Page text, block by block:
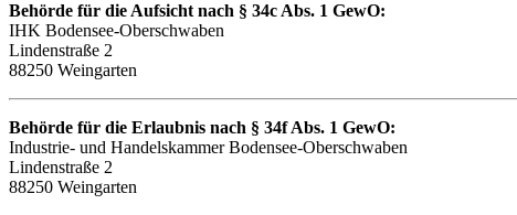
Behörde für die Aufsicht nach § 34c Abs. 1 GewO:
IHK Bodensee-Oberschwaben
Lindenstraße 2
88250 Weingarten
Behörde für die Erlaubnis nach § 34f Abs. 1 GewO:
Industrie- und Handelskammer Bodensee-Oberschwaben
Lindenstraße 2
88250 Weingarten